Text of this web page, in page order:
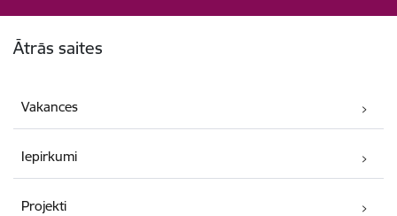
Ātrās saites
Vakances
Iepirkumi
Projekti